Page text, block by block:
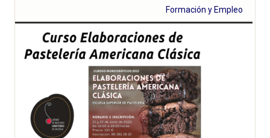
Formación y Empleo